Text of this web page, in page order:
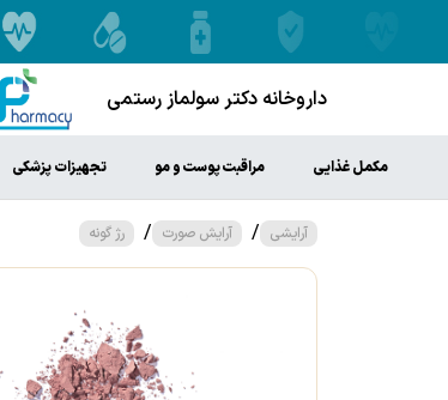
داروخانه دکتر سولماز رستمی
مکمل غذایی مراقبت پوست و مو تجهیزات پزشکی
آرایشی / آرایش صورت / رژ گونه